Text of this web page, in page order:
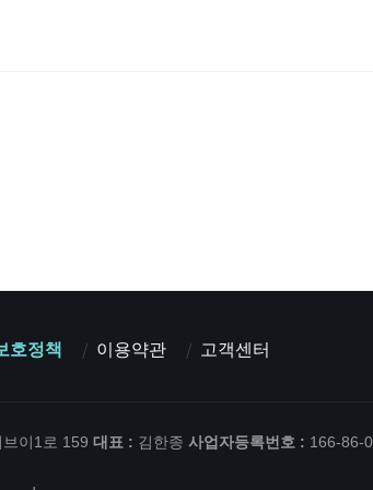
호정책 이용약관 고객센터
이1로 159 대표 : 김한종 사업자등록번호 : 166-86-